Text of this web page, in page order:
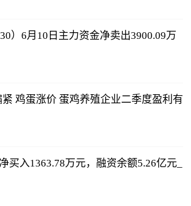
）6月10日主力资金净卖出3900.09万
鸡蛋涨价 蛋鸡养殖企业二季度盈利有
买入1363.78万元，融资余额5.26亿元_